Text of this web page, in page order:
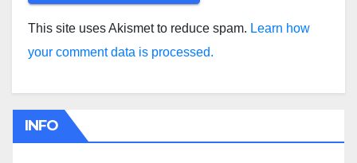
This site uses Akismet to reduce spam. Learn how
your comment data is processed.
INFO